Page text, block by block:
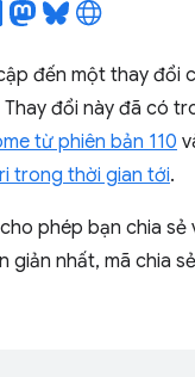
đến một thay đổi
Thay đổi này đã có
từ phiên bản 110
trong thời gian tới.
cho phép bạn chia sẻ
giản nhất, mã chia